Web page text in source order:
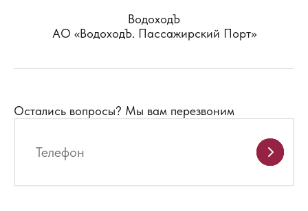
ВодоходЪ
АО «ВодоходЪ. Пассажирский Порт»
Остались вопросы? Мы вам перезвоним